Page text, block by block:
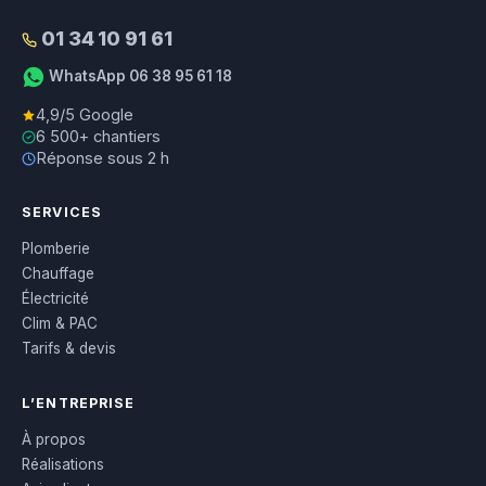
01 34 10 91 61
WhatsApp 06 38 95 61 18
4,9/5 Google
6 500+ chantiers
Réponse sous 2 h
SERVICES
Plomberie
Chauffage
Électricité
Clim & PAC
Tarifs & devis
L’ENTREPRISE
À propos
Réalisations